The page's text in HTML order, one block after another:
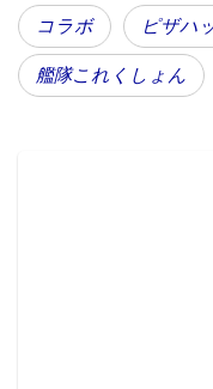
続き、3月16日（月
たクリアファイル第
となるクリアファイ
コラボ ピザハ
艦隊これくしょん